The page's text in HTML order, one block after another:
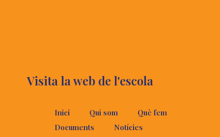
Visita la web de l'escola
Inici Qui som
Què fem
Documents
Notícies